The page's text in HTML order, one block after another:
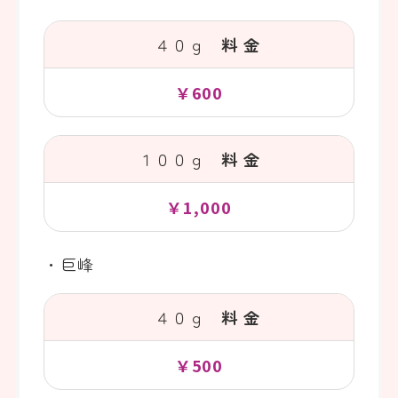
４０ｇ料 金
￥600
１００ｇ料 金
￥1,000
・巨峰
４０ｇ料 金
￥500